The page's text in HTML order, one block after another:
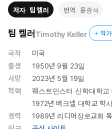
필요한 것이다.
갈라디아서는 다이너마이트다.
족을 누리게 하는 기쁨과 자유
을 부르시는 자리이다. 팀 켈러
시 복음을 대면하도록 이끌어,
전히 복음에 중심을 두는 삶을
저자 팀 켈러 번역 윤종석
팀 켈러Timothy Keller 작
국적
미국
출생
1950년 9월 23일
사망
2023년 5월 19일
학력
웨스트민스터 신학대학교
1972년 버크넬 대학교 학
경력
1989년 리디머장로교회